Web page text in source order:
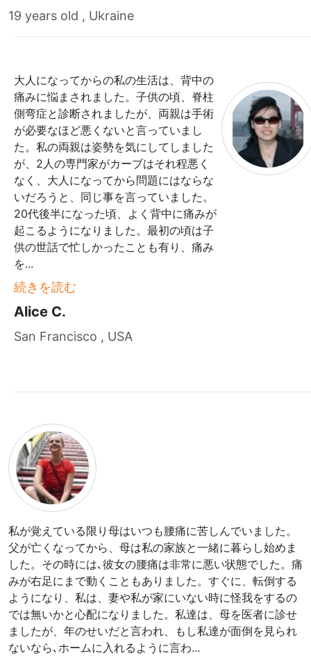
19 years old , Ukraine
大人になってからの私の生活は、背中の
痛みに悩まされました。子供の頃、脊柱
側弯症と診断されましたが、両親は手術
が必要なほど悪くないと言っていまし
た。私の両親は姿勢を気にしてしました
が、2人の専門家がカーブはそれ程悪く
なく、大人になってから問題にはならな
いだろうと、同じ事を言っていました。
20代後半になった頃、よく背中に痛みが
起こるようになりました。最初の頃は子
供の世話で忙しかったことも有り、痛み
を...
続きを読む
Alice C.
San Francisco , USA
私が覚えている限り母はいつも腰痛に苦しんでいました。
父が亡くなってから、母は私の家族と一緒に暮らし始めま
した。その時には､彼女の腰痛は非常に悪い状態でした。痛
みが右足にまで動くこともありました。すぐに、転倒する
ようになり、私は、妻や私が家にいない時に怪我をするの
では無いかと心配になりました。私達は、母を医者に診せ
ましたが、年のせいだと言われ、もし私達が面倒を見られ
ないなら､ホームに入れるように言わ...